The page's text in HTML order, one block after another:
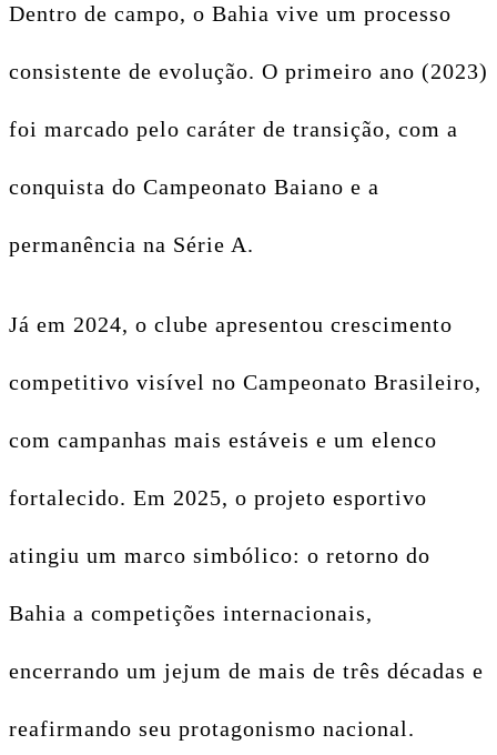
Dentro de campo, o Bahia vive um processo
consistente de evolução. O primeiro ano (2023)
foi marcado pelo caráter de transição, com a
conquista do Campeonato Baiano e a
permanência na Série A.
Já em 2024, o clube apresentou crescimento
competitivo visível no Campeonato Brasileiro,
com campanhas mais estáveis e um elenco
fortalecido. Em 2025, o projeto esportivo
atingiu um marco simbólico: o retorno do
Bahia a competições internacionais,
encerrando um jejum de mais de três décadas e
reafirmando seu protagonismo nacional.